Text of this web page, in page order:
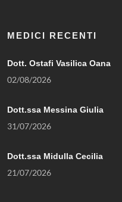
MEDICI RECENTI
Dott. Ostafi Vasilica Oana
02/08/2026
Dott.ssa Messina Giulia
31/07/2026
Dott.ssa Midulla Cecilia
21/07/2026